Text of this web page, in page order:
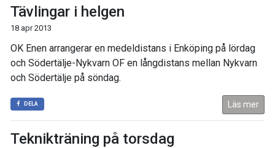
Tävlingar i helgen
18 apr 2013
OK Enen arrangerar en medeldistans i Enköping på lördag
och Södertälje-Nykvarn OF en långdistans mellan Nykvarn
och Södertälje på söndag.
DELA Läs mer
Teknikträning på torsdag